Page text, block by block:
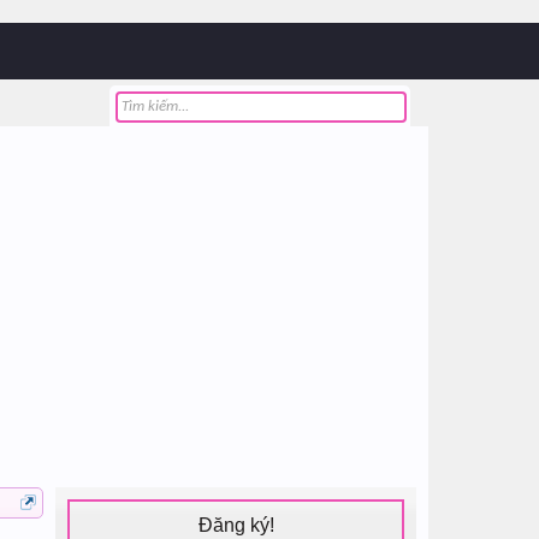
Đăng ký!